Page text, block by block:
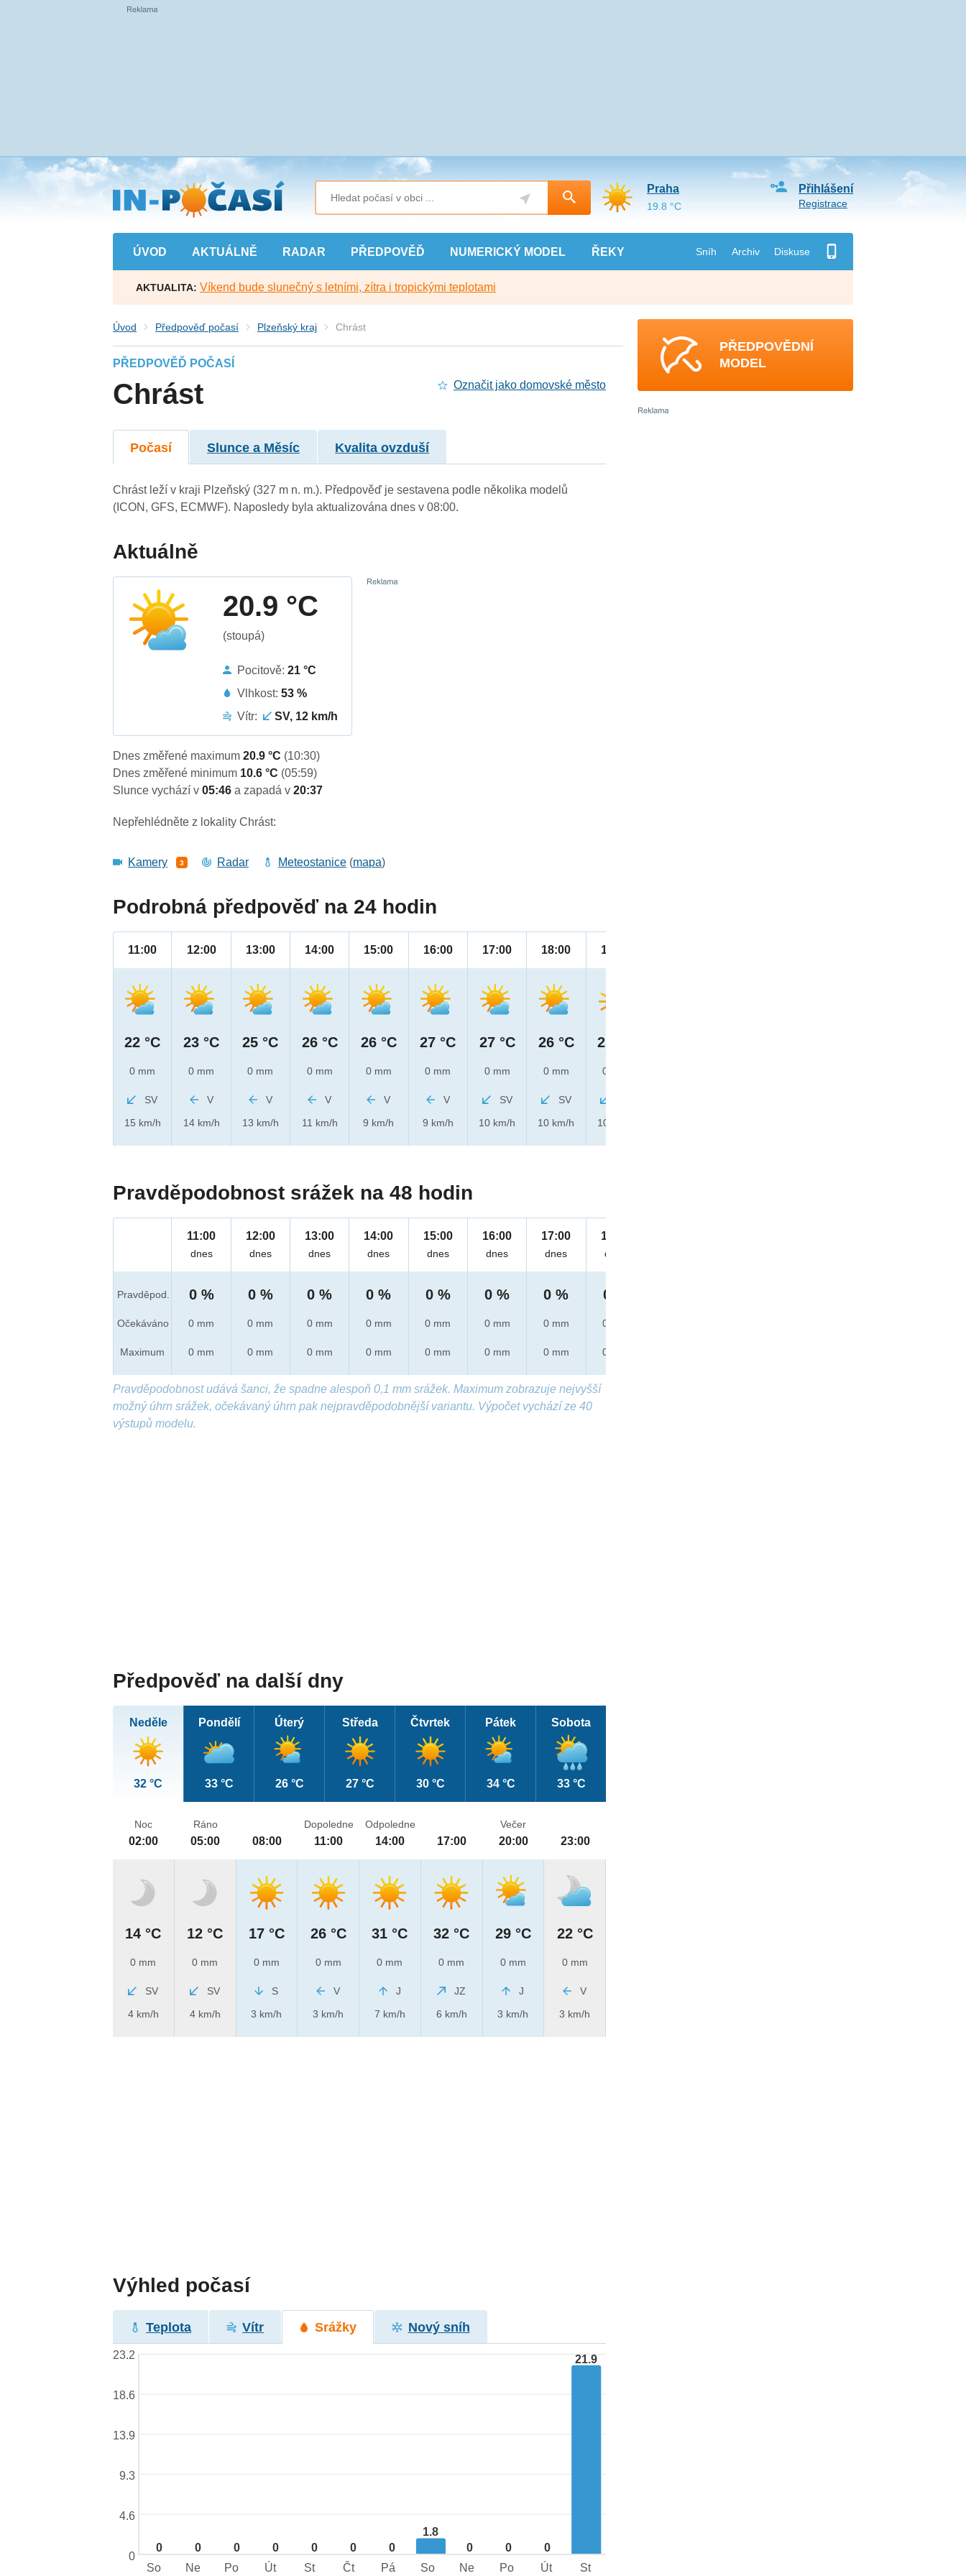
Přejít
na
hlavní
obsah
ÚVOD AKTUÁLNĚ RADAR PŘEDPOVĚĎ NUMERICKÝ MODEL ŘEKY Sníh Archiv Diskuse
Přihlášení
Registrace
Praha
19.8 °C
AKTUALITA: Víkend bude slunečný s letními, zítra i tropickými teplotami
Úvod Předpověď počasí Plzeňský kraj Chrást
PŘEDPOVĚĎ POČASÍ
Chrást Označit jako domovské město
Počasí Slunce a Měsíc Kvalita ovzduší
Chrást leží v kraji Plzeňský (327 m n. m.). Předpověď je sestavena podle několika modelů
(ICON, GFS, ECMWF). Naposledy byla aktualizována dnes v 08:00.
Aktuálně
20.9 °C
(stoupá)
Pocitově:21 °C
Vlhkost:53 %
Vítr:
SV, 12 km/h
Dnes změřené maximum20.9 °C (10:30)
Dnes změřené minimum 10.6 °C (05:59)
Slunce vychází v05:46a zapadá v20:37
Nepřehlédněte z lokality Chrást:
Kamery 3 Radar Meteostanice (mapa)
Podrobná předpověď na 24 hodin
11:00
22 °C
0 mm
SV
15 km/h
12:00
23 °C
0 mm
V
14 km/h
13:00
25 °C
0 mm
V
13 km/h
14:00
26 °C
0 mm
V
11 km/h
15:00
26 °C
0 mm
V
9 km/h
16:00
27 °C
0 mm
V
9 km/h
17:00
27 °C
0 mm
SV
10 km/h
18:00
26 °C
0 mm
SV
10 km/h
19:00
25 °C
0 mm
10 km/h
Pravděpodobnost srážek na 48 hodin
Pravděpod.
Očekáváno
Maximum
11:00
dnes
0 %
0 mm
0 mm
12:00
dnes
0 %
0 mm
0 mm
13:00
dnes
0 %
0 mm
0 mm
14:00
dnes
0 %
0 mm
0 mm
15:00
dnes
0 %
0 mm
0 mm
16:00
dnes
0 %
0 mm
0 mm
17:00
dnes
0 %
0 mm
0 mm
18:00
dnes
0 %
0 mm
0 mm
Pravděpodobnost udává šanci, že spadne alespoň 0,1 mm srážek. Maximum zobrazuje nejvyšší
možný úhrn srážek, očekávaný úhrn pak nejpravděpodobnější variantu. Výpočet vychází ze 40
výstupů modelu.
Předpověď na další dny
Neděle
32 °C
Pondělí
33 °C
Úterý
26 °C
Středa
27 °C
Čtvrtek
30 °C
Pátek
34 °C
Sobota
33 °C
Noc
02:00
14 °C
0 mm
SV
4 km/h
Ráno
05:00
12 °C
0 mm
SV
4 km/h
08:00
17 °C
0 mm
S
3 km/h
Dopoledne
11:00
26 °C
0 mm
V
3 km/h
Odpoledne
14:00
31 °C
0 mm
J
7 km/h
17:00
32 °C
0 mm
JZ
6 km/h
Večer
20:00
29 °C
0 mm
J
3 km/h
23:00
22 °C
0 mm
V
3 km/h
Výhled počasí
Teplota Vítr Srážky Nový sníh
0 0 0 0 0 0 0
1.8
0 0 0
21.9
23.2
18.6
13.9
9.3
4.6
0
So
Ne Po Út St Čt Pá So Ne Po Út St
PŘEDPOVĚDNÍ
MODEL